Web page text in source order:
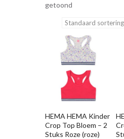
getoond
HEMA HEMA Kinder
Crop Top Bloem – 2
Stuks Roze (roze)